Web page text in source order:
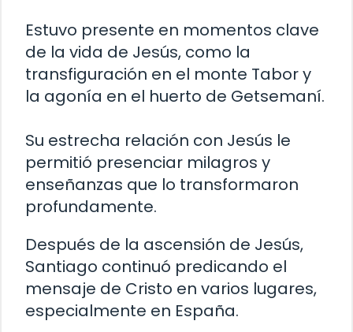
Estuvo presente en momentos clave
de la vida de Jesús, como la
transfiguración en el monte Tabor y
la agonía en el huerto de Getsemaní.
Su estrecha relación con Jesús le
permitió presenciar milagros y
enseñanzas que lo transformaron
profundamente.
Después de la ascensión de Jesús,
Santiago continuó predicando el
mensaje de Cristo en varios lugares,
especialmente en España.